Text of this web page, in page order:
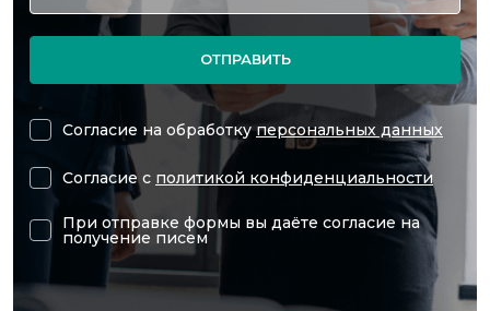
ОТПРАВИТЬ
Согласие на обработкуперсональных данных
Согласие с политикой конфиденциальности
При отправке формы вы даёте согласие на
получение писем